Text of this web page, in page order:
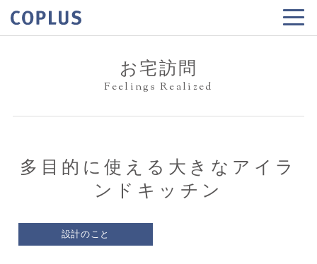
お宅訪問
Feelings Realized
多目的に使える大きなアイラ
ンドキッチン
設計のこと